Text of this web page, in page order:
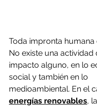
Toda impronta humana
No existe una actividad
impacto alguno, en lo
social y también en lo
medioambiental. En el
energías renovables,